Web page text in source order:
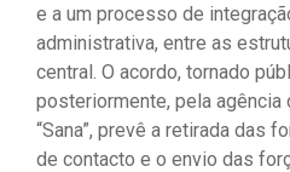
e a um processo de
administrativa, entre as
central. O acordo, tornado
posteriormente, pela
“Sana”, prevê a retirada das
de contacto e o envio das